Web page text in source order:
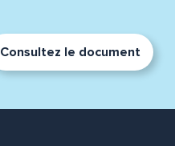
Consultez le document